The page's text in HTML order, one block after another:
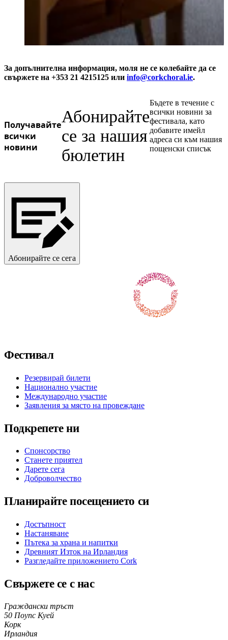
За допълнителна информация, моля не се колебайте да се
свържете на +353 21 4215125 или info@corkchoral.ie.
Получавайте
всички
новини
Абонирайте
се за нашия
бюлетин
Бъдете в течение с
всички новини за
фестивала, като
добавите имейл
адреса си към нашия
пощенски списък
Абонирайте се сега
Фестивал
Резервирай билети
Национално участие
Международно участие
Заявления за място на провеждане
Подкрепете ни
Спонсорство
Станете приятел
Дарете сега
Доброволчество
Планирайте посещението си
Достъпност
Настаняване
Пътека за храна и напитки
Древният Изток на Ирландия
Разгледайте приложението Cork
Свържете се с нас
Граждански тръст
50 Поупс Куей
Корк
Ирландия